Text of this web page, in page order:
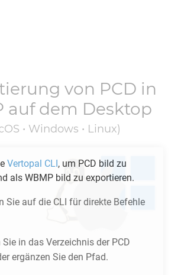
von PCD in
auf dem Desktop
• Windows • Linux)
Vertopal CLI, um PCD bild zu
als WBMP bild zu exportieren.
Sie auf die CLI für direkte Befehle
Sie in das Verzeichnis der PCD
ergänzen Sie den Pfad.